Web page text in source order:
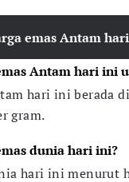
emas Antam
Antam hari ini
hari ini berada
gram.
dunia hari ini?
hari ini menurut